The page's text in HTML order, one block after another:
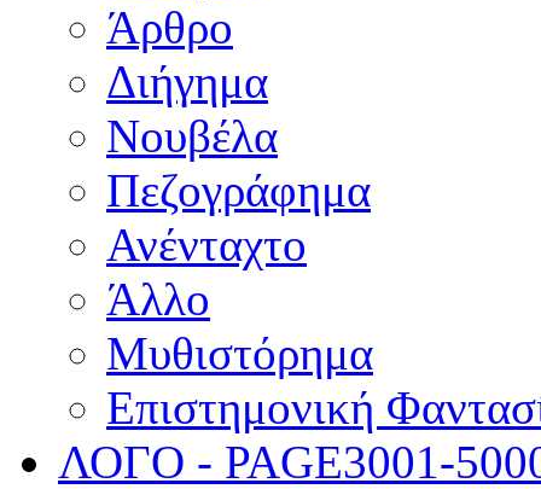
Άρθρο
Διήγημα
Νουβέλα
Πεζογράφημα
Ανένταχτο
Άλλο
Μυθιστόρημα
Επιστημονική
ΛΟΓΟ - PAGE3001-